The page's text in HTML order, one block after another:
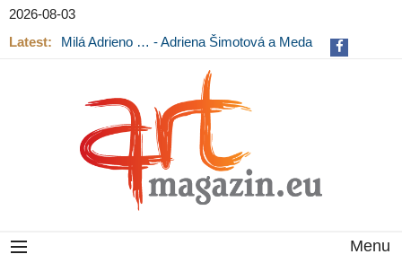
2026-08-03
Latest:
Milá Adrieno … - Adriena Šimotová a Meda
Menu